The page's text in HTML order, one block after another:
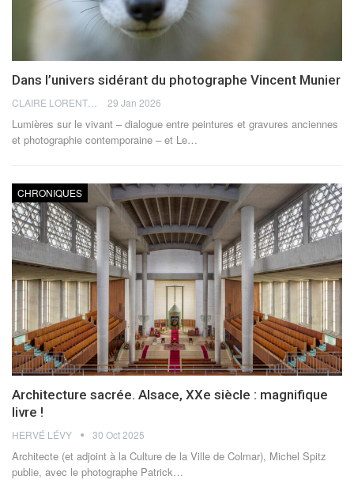
Dans l’univers sidérant du photographe Vincent Munier
29 Jan 2026
Lumières sur le vivant – dialogue entre peintures et gravures anciennes
et photographie contemporaine – et Le…
CHRONIQUES
Architecture sacrée. Alsace, XXe siècle : magnifique
livre !
HERVÉ LÉVY 30 Oct 2025
Architecte (et adjoint à la Culture de la Ville de Colmar), Michel Spitz
publie, avec le photographe Patrick…